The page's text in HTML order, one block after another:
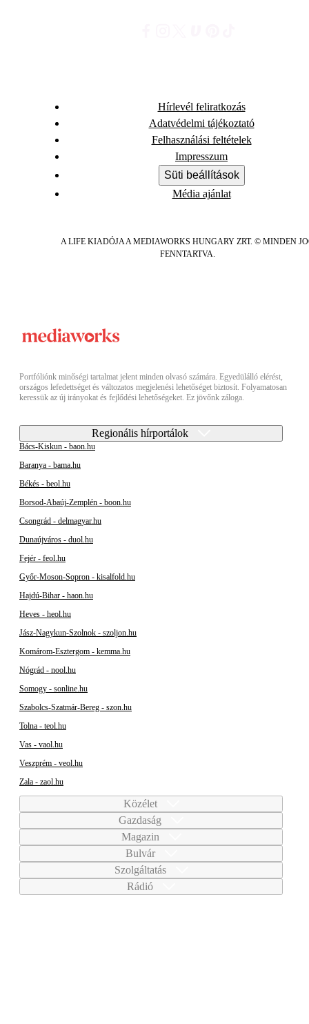
Hírlevél feliratkozás
Adatvédelmi tájékoztató
Felhasználási feltételek
Impresszum
Süti beállítások
Média ajánlat
A LIFE KIADÓJA A MEDIAWORKS HUNGARY ZRT. © MINDEN
FENNTARTVA.
Portfóliónk minőségi tartalmat jelent minden olvasó számára. Egyedülálló elérést,
országos lefedettséget és változatos megjelenési lehetőséget biztosít. Folyamatosan
keressük az új irányokat és fejlődési lehetőségeket. Ez jövőnk záloga.
Regionális hírportálok
Bács-Kiskun - baon.hu
Baranya - bama.hu
Békés - beol.hu
Borsod-Abaúj-Zemplén - boon.hu
Csongrád - delmagyar.hu
Dunaújváros - duol.hu
Fejér - feol.hu
Győr-Moson-Sopron - kisalfold.hu
Hajdú-Bihar - haon.hu
Heves - heol.hu
Jász-Nagykun-Szolnok - szoljon.hu
Komárom-Esztergom - kemma.hu
Nógrád - nool.hu
Somogy - sonline.hu
Szabolcs-Szatmár-Bereg - szon.hu
Tolna - teol.hu
Vas - vaol.hu
Veszprém - veol.hu
Zala - zaol.hu
Közélet
Gazdaság
Magazin
Bulvár
Szolgáltatás
Rádió